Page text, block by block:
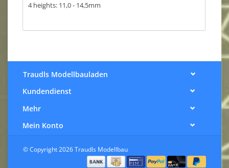
4 heights: 11,0 - 14,5mm
Traudls Modellbauladen
Kundendienst
Mehr
Mein Konto
© Copyright 2026 Traudls Modellbau